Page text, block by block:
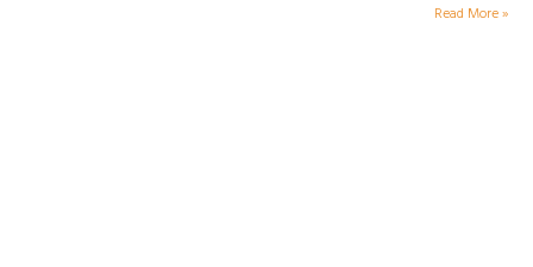
Read More »